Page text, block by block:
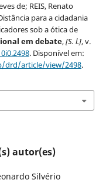
de; REIS, Renato
para a cidadania
sob a ótica de
em debate,[S. l.], v.
. Disponível em:
drd/article/view/2498.
autor(es)
Silvério